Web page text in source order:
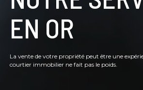
EN OR
La vente de votre propriété peut être une
courtier immobilier ne fait pas le poids.